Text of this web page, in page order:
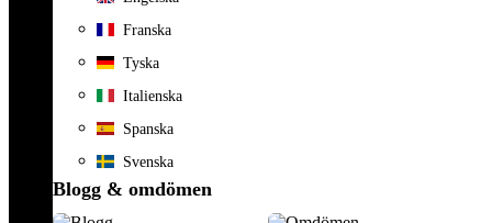
Franska
Tyska
Italienska
Spanska
Svenska
Blogg & omdömen